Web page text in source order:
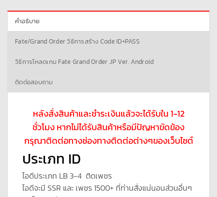
คำอธิบาย
Fate/Grand Order วิธีการสร้าง Code ID+PASS
วิธีการโหลดเกม Fate Grand Order JP Ver. Android
ติดต่อสอบถาม
หลังสั่งสินค้าและชำระเงินแล้วจะได้รับใน 1-12
ชั่วโมง หากไม่ได้รับสินค้าหรือมีปัญหาขัดข้อง
กรุณาติดต่อทางช่องทางติดต่อต่างๆของเว็บไซต์
ประเภท ID
ไอดีประเภท LB 3-4 ติดเพชร
ไอดีจะมี SSR และ เพชร 1500+ ที่ท่านสั่งแน่นอนส่วนอื่นๆ